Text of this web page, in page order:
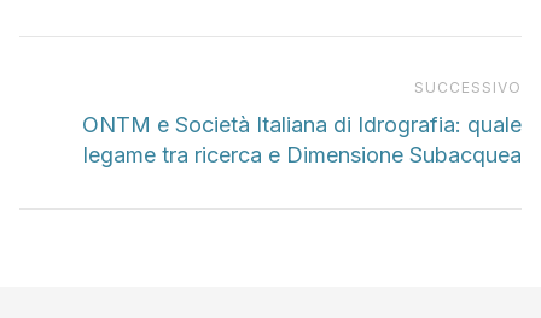
SUCCESSIVO
ONTM e Società Italiana di Idrografia: quale
legame tra ricerca e Dimensione Subacquea